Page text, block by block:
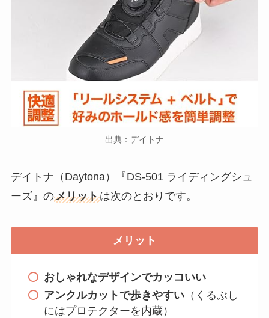
出典：デイトナ
デイトナ（Daytona）『DS-501 ライディングシュ
ーズ』のメリットは次のとおりです。
メリット
おしゃれなデザインでカッコいい
アンクルカットで歩きやすい（くるぶし
にはプロテクターを内蔵）